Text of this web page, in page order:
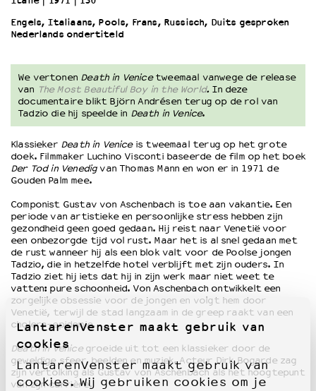
LantarenVenster maakt gebruik van
cookies
LantarenVenster maakt gebruik van
cookies. Wij gebruiken cookies om je
OVER LANTARENVENSTER
Wie is wie
Word vriend
Partners
Huisregels
Privacyverklaring
Duurzaamheid
Culturele boycot Israël
Ruimte voor artistieke vrijheid – VNPF
Engels, Italiaans, Pools, Frans, Russisch, Duits gesproken
Nederlands ondertiteld
We vertonen Death in Venicetweemaal vanwege de release
van The Most Beautiful Boy in the World. In deze
documentaire blikt Björn Andrésen terug op de rol van
Tadzio die hij speelde in Death in Venice.
Klassieker Death in Veniceis tweemaal terug op het grote
doek. Filmmaker Luchino Visconti baseerde de film op het boek
Der Tod in Venedigvan Thomas Mann en won er in 1971 de
Gouden Palm mee.
Componist Gustav von Aschenbach is toe aan vakantie. Een
periode van artistieke en persoonlijke stress hebben zijn
gezondheid geen goed gedaan. Hij reist naar Venetië voor
een onbezorgde tijd vol rust. Maar het is al snel gedaan met
de rust wanneer hij als een blok valt voor de Poolse jongen
Tadzio, die in hetzelfde hotel verblijft met zijn ouders. In
Tadzio ziet hij iets dat hij in zijn werk maar niet weet te
vatten: pure schoonheid. Von Aschenbach ontwikkelt een
zorgelijke obsessie voor de jongen en volgt hem door
Venetië, terwijl de stad langzaam in de greep raakt van een
cholera-epidemie.
Death in Venice groeide uit tot een klassieker door de
geweldige sfeer, beelden en muziek. Acteur Dirk Bogarde zag
zijn vertolking als Gustav von Aschenbach als het hoogtepunt
van zijn carrière.